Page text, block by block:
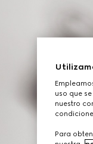
uso que
nuestro
Para